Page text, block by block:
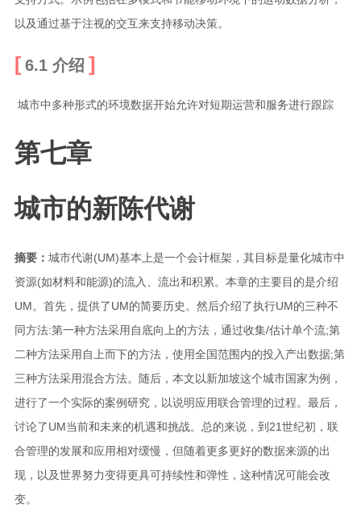
以及通过基于注视的交互来支持移动决策。
6.1 介绍
​ 城市中多种形式的环境数据开始允许对短期运营和服务进行跟踪
第七章
城市的新陈代谢
摘要： 城市代谢(UM)基本上是一个会计框架，其目标是量化城市中
资源(如材料和能源)的流入、流出和积累。本章的主要目的是介绍
UM。首先，提供了UM的简要历史。然后介绍了执行UM的三种不
同方法:第一种方法采用自底向上的方法，通过收集/估计单个流;第
二种方法采用自上而下的方法，使用全国范围内的投入产出数据;第
三种方法采用混合方法。随后，本文以新加坡这个城市国家为例，
进行了一个实际的案例研究，以说明应用联合管理的过程。最后，
讨论了UM当前和未来的机遇和挑战。总的来说，到21世纪初，联
合管理的发展和应用相对缓慢，但随着更多更好的数据来源的出
现，以及世界努力变得更具可持续性和弹性，这种情况可能会改
变。